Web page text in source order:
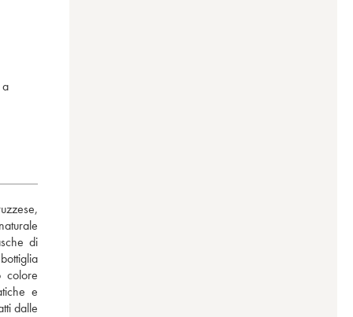
di
colore
e
dalle